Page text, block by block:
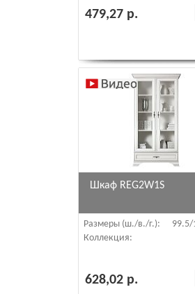
479,27 р.
Шкаф REG2W1S
Размеры (ш./в./г.):
99.5/
Коллекция:
628,02 р.